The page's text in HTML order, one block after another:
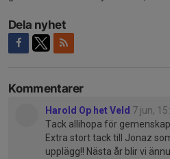
Dela nyhet
Kommentarer
Harold Op het Veld 7 jun,
Tack allihopa för
Extra stort tack till Jonaz
upplägg!! Nästa år blir vi